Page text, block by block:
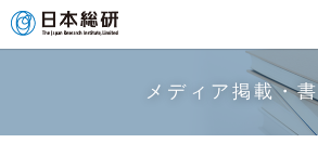
メディア掲載・